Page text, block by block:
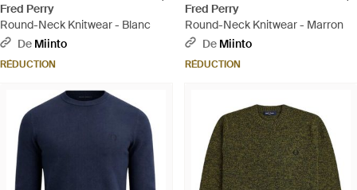
Fred Perry
Round-Neck Knitwear - Blanc
De Miinto
RÉDUCTION
Fred Perry
Round-Neck Knitwear - Marron
De Miinto
RÉDUCTION